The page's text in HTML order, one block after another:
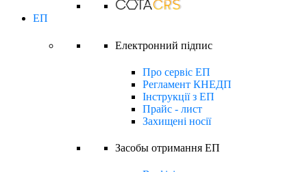
ЕП
Електронний підпиc
Про сервіс ЕП
Регламент КНЕДП
Інструкції з ЕП
Прайс - лист
Захищені носії
Засобы отримання ЕП